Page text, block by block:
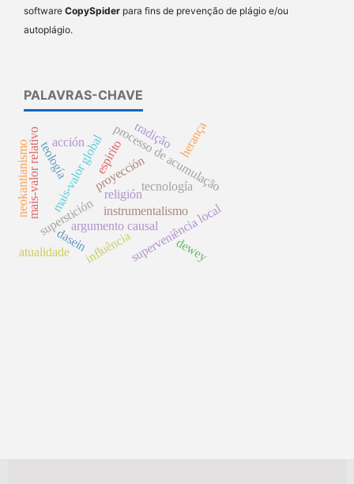
software CopySpider para fins de prevenção de plágio e/ou
autoplágio.
PALAVRAS-CHAVE
argumento causal
superstición
proyección
processo de acumulação
mais-valor global
mais-valor relativo
superveniência local
religión
tecnología
instrumentalismo
dewey
teología espirito
influência
neokantianismo
dasein
herança
tradição
acción
atualidade